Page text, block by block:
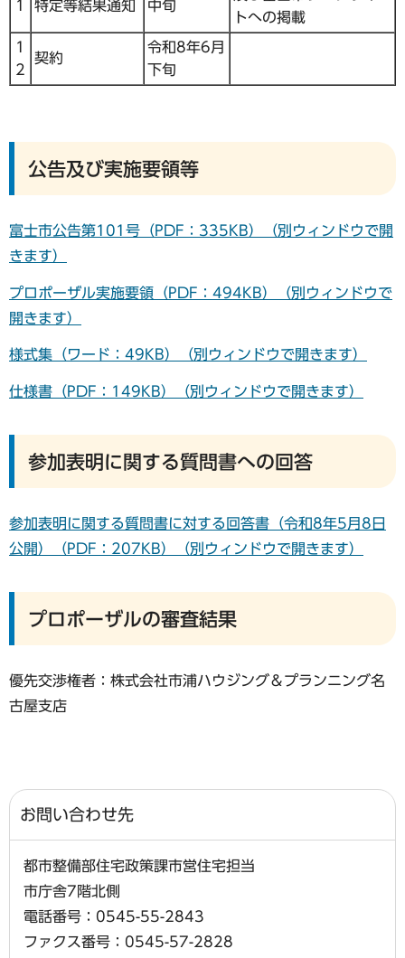
1 特定等結果通知 中旬
トへの掲載
1
2
契約
令和8年6月
下旬
公告及び実施要領等
富士市公告第101号（PDF：335KB）（別ウィンドウで開
きます）
プロポーザル実施要領（PDF：494KB）（別ウィンドウで
開きます）
様式集（ワード：49KB）（別ウィンドウで開きます）
仕様書（PDF：149KB）（別ウィンドウで開きます）
参加表明に関する質問書への回答
参加表明に関する質問書に対する回答書（令和8年5月8日
公開）（PDF：207KB）（別ウィンドウで開きます）
プロポーザルの審査結果
優先交渉権者：株式会社市浦ハウジング＆プランニング名
古屋支店
お問い合わせ先
都市整備部住宅政策課市営住宅担当
市庁舎7階北側
電話番号：0545-55-2843
ファクス番号：0545-57-2828